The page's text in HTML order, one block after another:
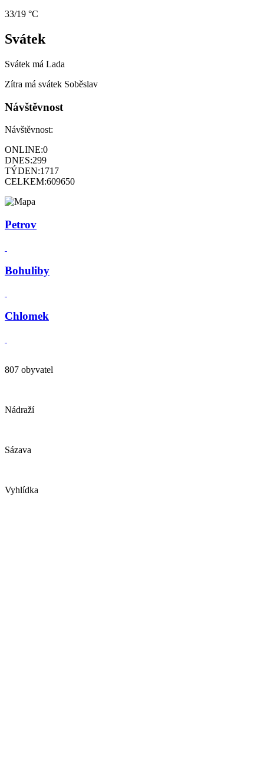
33/19 °C
Svátek
Svátek má Lada
Zítra má svátek Soběslav
Návštěvnost
Návštěvnost:
ONLINE:0
DNES:299
TÝDEN:1717
CELKEM:609650
Petrov
Bohuliby
Chlomek
807 obyvatel
Nádraží
Sázava
Vyhlídka